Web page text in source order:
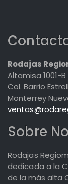
Rodajas
Altamisa 1001-B
Col. Barrio
Monterrey
Sobre
Rodajas
dedicada a la
de la más alta